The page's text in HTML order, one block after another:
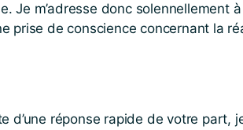
Je m’adresse donc solennellement
prise de conscience concernant la
d’une réponse rapide de votre part,